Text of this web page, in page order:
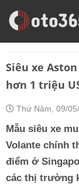
Trang Chủ
Tin
Siêu xe
hơn 1 triệu
Thứ Năm, 09/
Mẫu siêu xe
Volante chính
điểm ở
các thị trường